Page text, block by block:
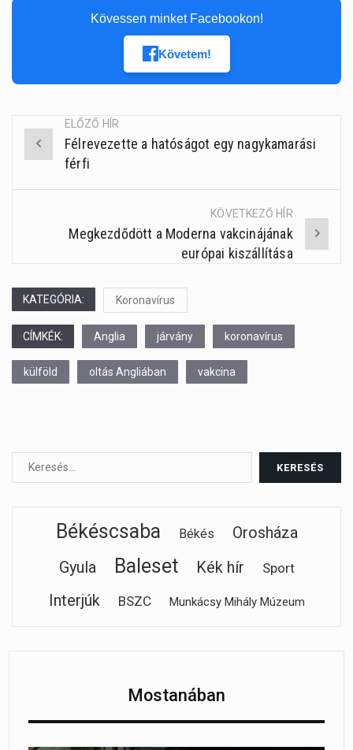
Kövessen minket Facebookon!
Követem!
Post
navigation
ELŐZŐ HÍR
Félrevezette a hatóságot egy nagykamarási
férfi
KÖVETKEZŐ HÍR
Megkezdődött a Moderna vakcinájának
európai kiszállítása
KATEGÓRIA: Koronavírus
CÍMKÉK: Anglia járvány koronavírus
külföld oltás Angliában vakcina
Békéscsaba Békés
Orosháza
Gyula
Baleset Kék hír Sport
Interjúk BSZC Munkácsy Mihály Múzeum
Mostanában